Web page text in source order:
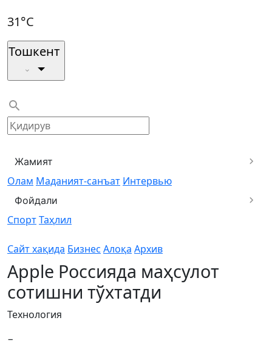
31°C
Тошкент
Жамият
Олам Маданият-санъат Интервью
Фойдали
СпортТаҳлил
Сайт хақида Бизнес Алоқа Архив
Apple Россияда маҳсулот
сотишни тўхтатди
Технология
−